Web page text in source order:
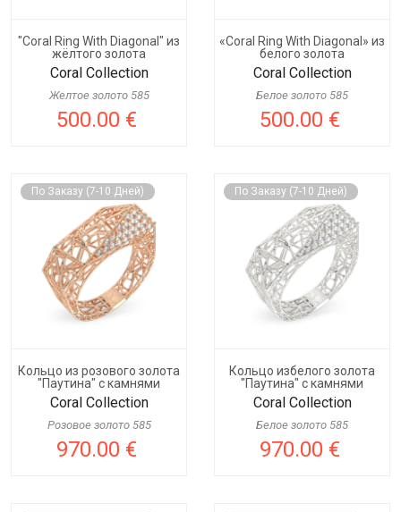
"Coral Ring With Diagonal" из
жёлтого золота
Coral Collection
Желтое золото 585
500.00 €
«Coral Ring With Diagonal» из
белого золота
Coral Collection
Белое золото 585
500.00 €
По Заказу (7-10 Дней)
Кольцо из розового золота
"Паутина" с камнями
Coral Collection
Розовое золото 585
970.00 €
По Заказу (7-10 Дней)
Кольцо избелого золота
"Паутина" с камнями
Coral Collection
Белое золото 585
970.00 €